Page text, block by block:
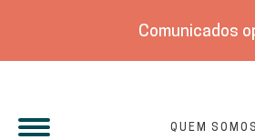
Comunicados
QUEM SOMOS